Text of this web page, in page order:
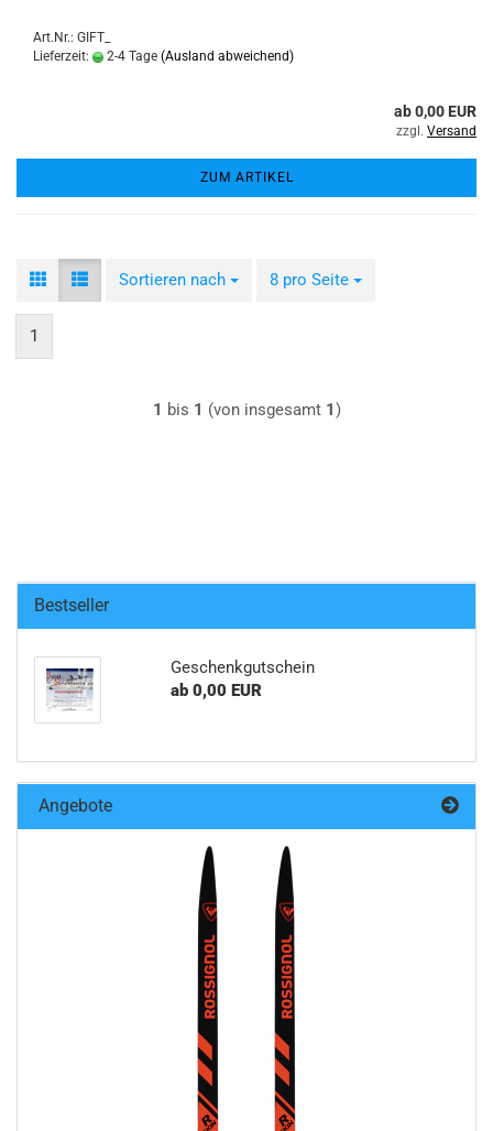
Art.Nr.: GIFT_
Lieferzeit:
2-4 Tage (Ausland abweichend)
ab 0,00 EUR
zzgl. Versand
ZUM ARTIKEL
Sortieren nach
Sortieren nach 8 pro Seite
pro Seite
1
1 bis 1 (von insgesamt 1)
Bestseller
Geschenkgutschein
ab 0,00 EUR
Angebote